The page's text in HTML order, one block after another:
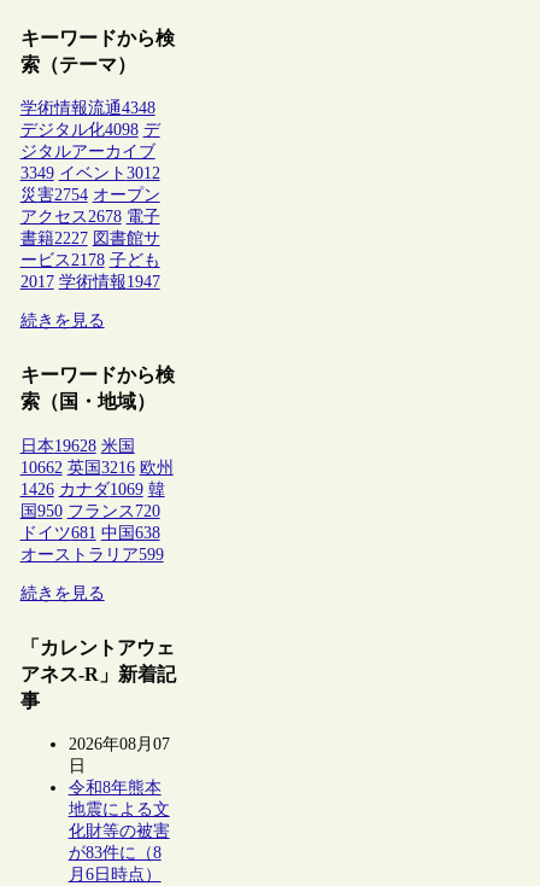
キーワードから検
索（テーマ）
学術情報流通4348
デジタル化4098 デ
ジタルアーカイブ
3349 イベント 3012
災害2754 オープン
アクセス2678 電子
書籍2227 図書館サ
ービス2178 子ども
2017 学術情報1947
続きを見る
キーワードから検
索（国・地域）
日本19628 米国
10662 英国3216 欧州
1426 カナダ1069 韓
国950 フランス 720
ドイツ681 中国638
オーストラリア599
続きを見る
「カレントアウェ
アネス-R」新着記
事
2026年08月07
日
令和8年熊本
地震による文
化財等の被害
が83件に（8
月6日時点）